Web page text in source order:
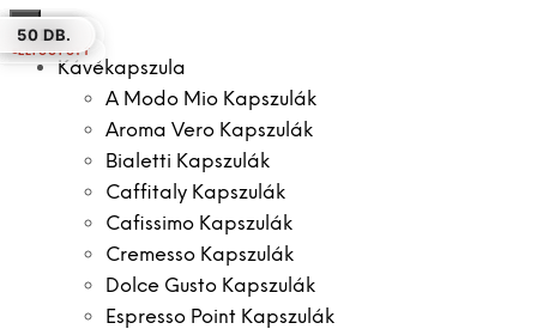
×
Kávékapszula
A Modo Mio Kapszulák
Aroma Vero Kapszulák
Bialetti Kapszulák
Caffitaly Kapszulák
Cafissimo Kapszulák
Cremesso Kapszulák
Dolce Gusto Kapszulák
Espresso Point Kapszulák
10 DB.
12 DB.
12 DB.
100 DB.
ELFOGYOTT
30 DB.
12 DB.
50 DB.